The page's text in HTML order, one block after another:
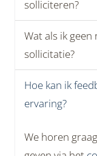
solliciteren?
Wat als ik
sollicitatie?
Hoe kan ik
ervaring?
We horen